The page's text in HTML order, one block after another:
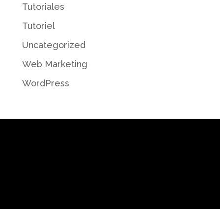
Tutoriales
Tutoriel
Uncategorized
Web Marketing
WordPress